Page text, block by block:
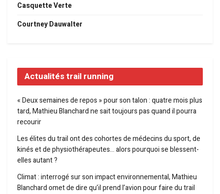
Casquette Verte
Courtney Dauwalter
Actualités trail running
« Deux semaines de repos » pour son talon : quatre mois plus
tard, Mathieu Blanchard ne sait toujours pas quand il pourra
recourir
Les élites du trail ont des cohortes de médecins du sport, de
kinés et de physiothérapeutes… alors pourquoi se blessent-
elles autant ?
Climat : interrogé sur son impact environnemental, Mathieu
Blanchard omet de dire qu’il prend l’avion pour faire du trail